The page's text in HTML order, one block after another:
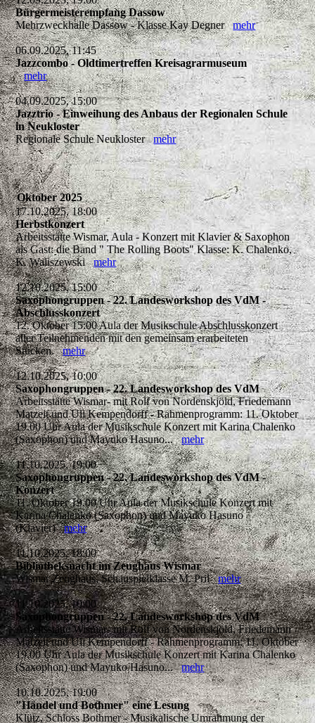
Bürgermeisterempfang Dassow
Mehrzweckhalle Dassow - Klasse Kay Degnermehr
06.09.2025, 11:45
Jazzcombo - Oldtimertreffen Kreisagrarmuseum
mehr
04.09.2025, 15:00
Jazztrio - Einweihung des Anbaus der Regionalen Schule
in Neukloster
Regionale Schule Neuklostermehr
Oktober 2025
17.10.2025, 18:00
Herbstkonzert
Arbeitsstätte Wismar, Aula - Konzert mit Klavier & Saxophon
als Gast: die Band " The Rolling Boots" Klasse: K. Chalenko,
K. Waliszewskimehr
12.10.2025, 15:00
Saxophongruppen - 22. Landesworkshop des VdM -
Abschlusskonzert
12. Oktober 15:00 Aula der Musikschule Abschlusskonzert
aller Teilnehmenden mit den gemeinsam erarbeiteten
Stücken.mehr
12.10.2025, 10:00
Saxophongruppen - 22. Landesworkshop des VdM
Arbeitsstätte Wismar- mit Rolf von Nordenskjöld, Friedemann
Matzeit und Uli Kempendorff - Rahmenprogramm: 11. Oktober
19.00 Uhr Aula der Musikschule Konzert mit Karina Chalenko
(Saxophon) und Mayuko Hasuno...mehr
11.10.2025, 19:00
Saxophongruppen - 22. Landesworkshop des VdM -
Konzert
11. Oktober 19.00 Uhr Aula der Musikschule Konzert mit
Karina Chalenko (Saxophon) und Mayuko Hasuno
(Klavier)mehr
11.10.2025, 18:00
Bibliotheksnacht im Zeughaus Wismar
Wismar Zeughaus, Schauspielklasse M. Prilmehr
11.10.2025, 10:00
Saxophongruppen - 22. Landesworkshop des VdM
Arbeitsstätte Wismar- mit Rolf von Nordenskjöld, Friedemann
Matzeit und Uli Kempendorff - Rahmenprogramm: 11. Oktober
19.00 Uhr Aula der Musikschule Konzert mit Karina Chalenko
(Saxophon) und Mayuko Hasuno...mehr
10.10.2025, 19:00
"Händel und Bothmer" eine Lesung
Klütz, Schloss Bothmer - Musikalische Umrahmung der